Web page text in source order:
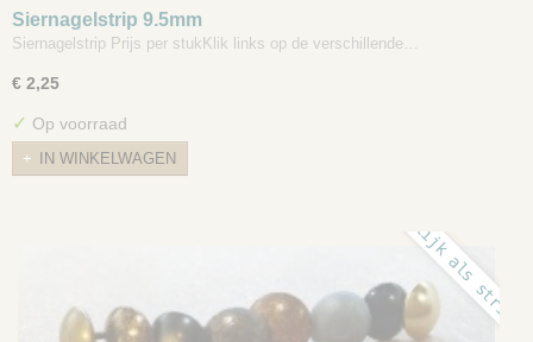
Siernagelstrip 9.5mm
Siernagelstrip Prijs per stukKlik links op de verschillende…
€ 2,25
✓ Op voorraad
IN WINKELWAGEN
gelijk als strips